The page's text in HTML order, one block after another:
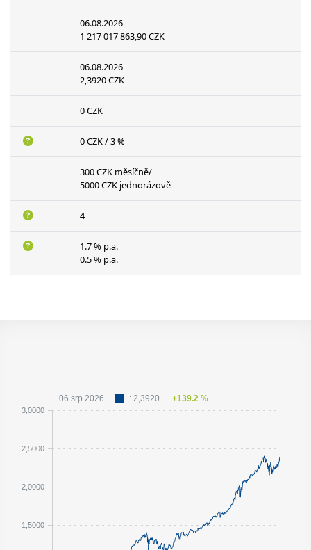
06.08.2026
1 217 017 863,90 CZK
06.08.2026
2,3920 CZK
0 CZK
0 CZK / 3 %
300 CZK měsíčně/
5000 CZK jednorázově
4
1.7 % p.a.
0.5 % p.a.
1,5000
2,0000
2,5000
3,0000
06 srp 2026 : 2,3920 +139.2 %